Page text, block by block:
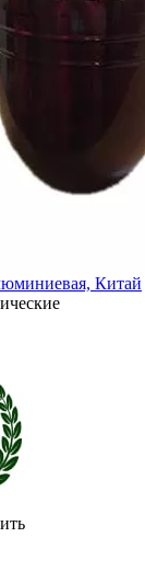
Китай